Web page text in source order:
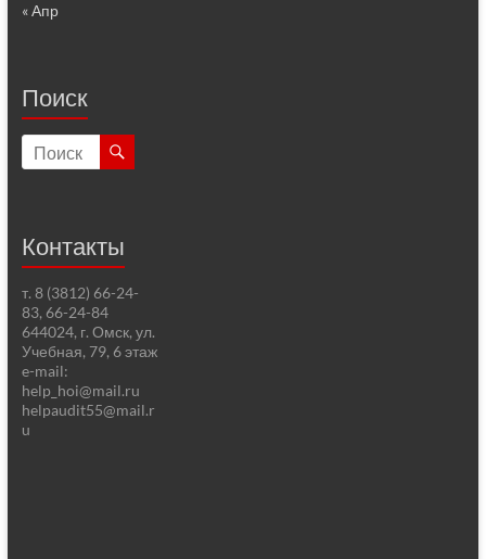
« Апр
Поиск
Контакты
т. 8 (3812) 66-24-
83, 66-24-84
644024, г. Омск, ул.
Учебная, 79, 6 этаж
e-mail:
help_hoi@mail.ru
helpaudit55@mail.r
u